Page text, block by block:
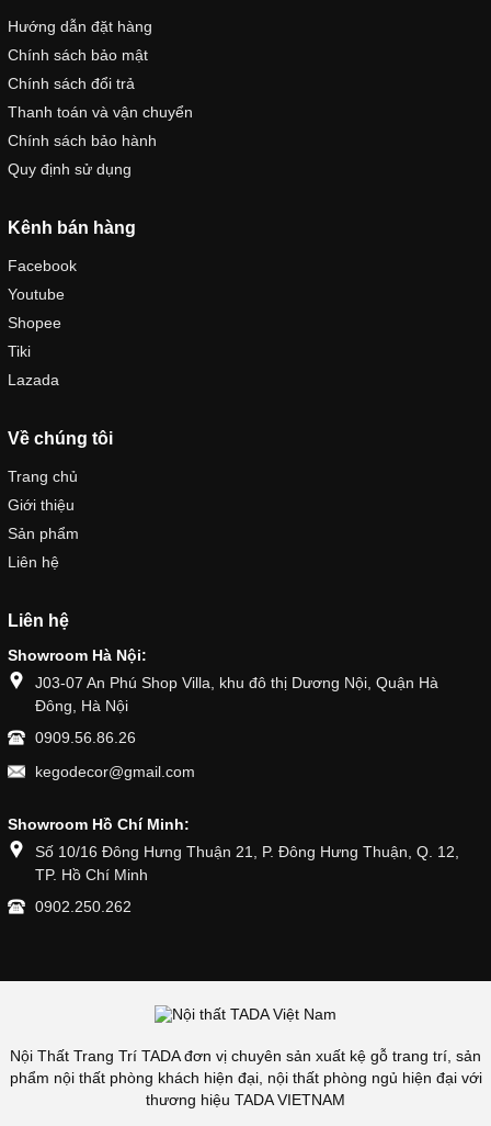
Hướng dẫn đặt hàng
Chính sách bảo mật
Chính sách đổi trả
Thanh toán và vận chuyển
Chính sách bảo hành
Quy định sử dụng
Kênh bán hàng
Facebook
Youtube
Shopee
Tiki
Lazada
Về chúng tôi
Trang chủ
Giới thiệu
Sản phẩm
Liên hệ
Liên hệ
Showroom Hà Nội:
J03-07 An Phú Shop Villa, khu đô thị Dương Nội, Quận Hà
Đông, Hà Nội
0909.56.86.26
kegodecor@gmail.com
Showroom Hồ Chí Minh:
Số 10/16 Đông Hưng Thuận 21, P. Đông Hưng Thuận, Q. 12,
TP. Hồ Chí Minh
0902.250.262
Nội Thất Trang Trí TADA đơn vị chuyên sản xuất kệ gỗ trang trí, sản
phẩm nội thất phòng khách hiện đại, nội thất phòng ngủ hiện đại với
thương hiệu TADA VIETNAM